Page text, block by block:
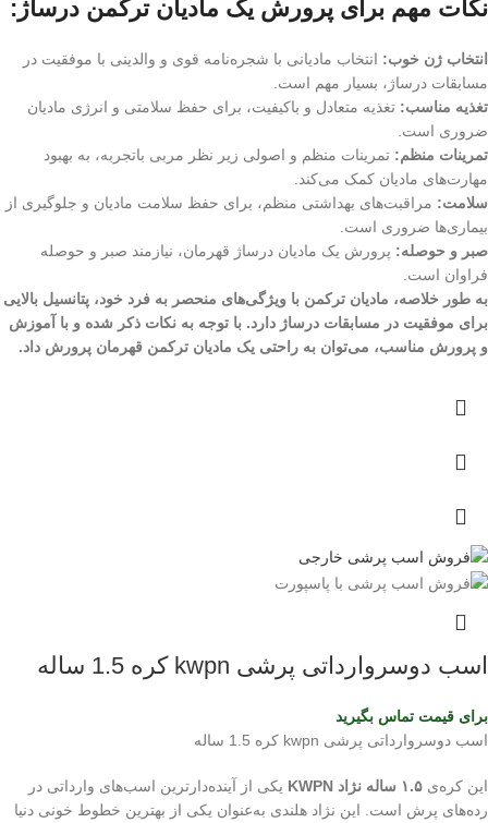
نکات مهم برای پرورش یک مادیان ترکمن درساژ:
انتخاب ژن خوب: انتخاب مادیانی با شجره‌نامه قوی و والدینی با موفقیت در
مسابقات درساژ، بسیار مهم است.
تغذیه مناسب: تغذیه متعادل و باکیفیت، برای حفظ سلامتی و انرژی مادیان
ضروری است.
تمرینات منظم: تمرینات منظم و اصولی زیر نظر مربی باتجربه، به بهبود
مهارت‌های مادیان کمک می‌کند.
سلامت: مراقبت‌های بهداشتی منظم، برای حفظ سلامت مادیان و جلوگیری از
بیماری‌ها ضروری است.
صبر و حوصله: پرورش یک مادیان درساژ قهرمان، نیازمند صبر و حوصله
فراوان است.
به طور خلاصه، مادیان ترکمن با ویژگی‌های منحصر به فرد خود، پتانسیل بالایی
برای موفقیت در مسابقات درساژ دارد. با توجه به نکات ذکر شده و با آموزش
و پرورش مناسب، می‌توان به راحتی یک مادیان ترکمن قهرمان پرورش داد.
اسب دوسروارداتی پرشی kwpn کره 1.5 ساله
برای قیمت تماس بگیرید
اسب دوسروارداتی پرشی kwpn کره 1.5 ساله
این کره‌ی ۱.۵ ساله نژاد KWPN
یکی از آینده‌دارترین اسب‌های وارداتی در
رده‌های پرش است. این نژاد هلندی به‌عنوان یکی از بهترین خطوط خونی دنیا